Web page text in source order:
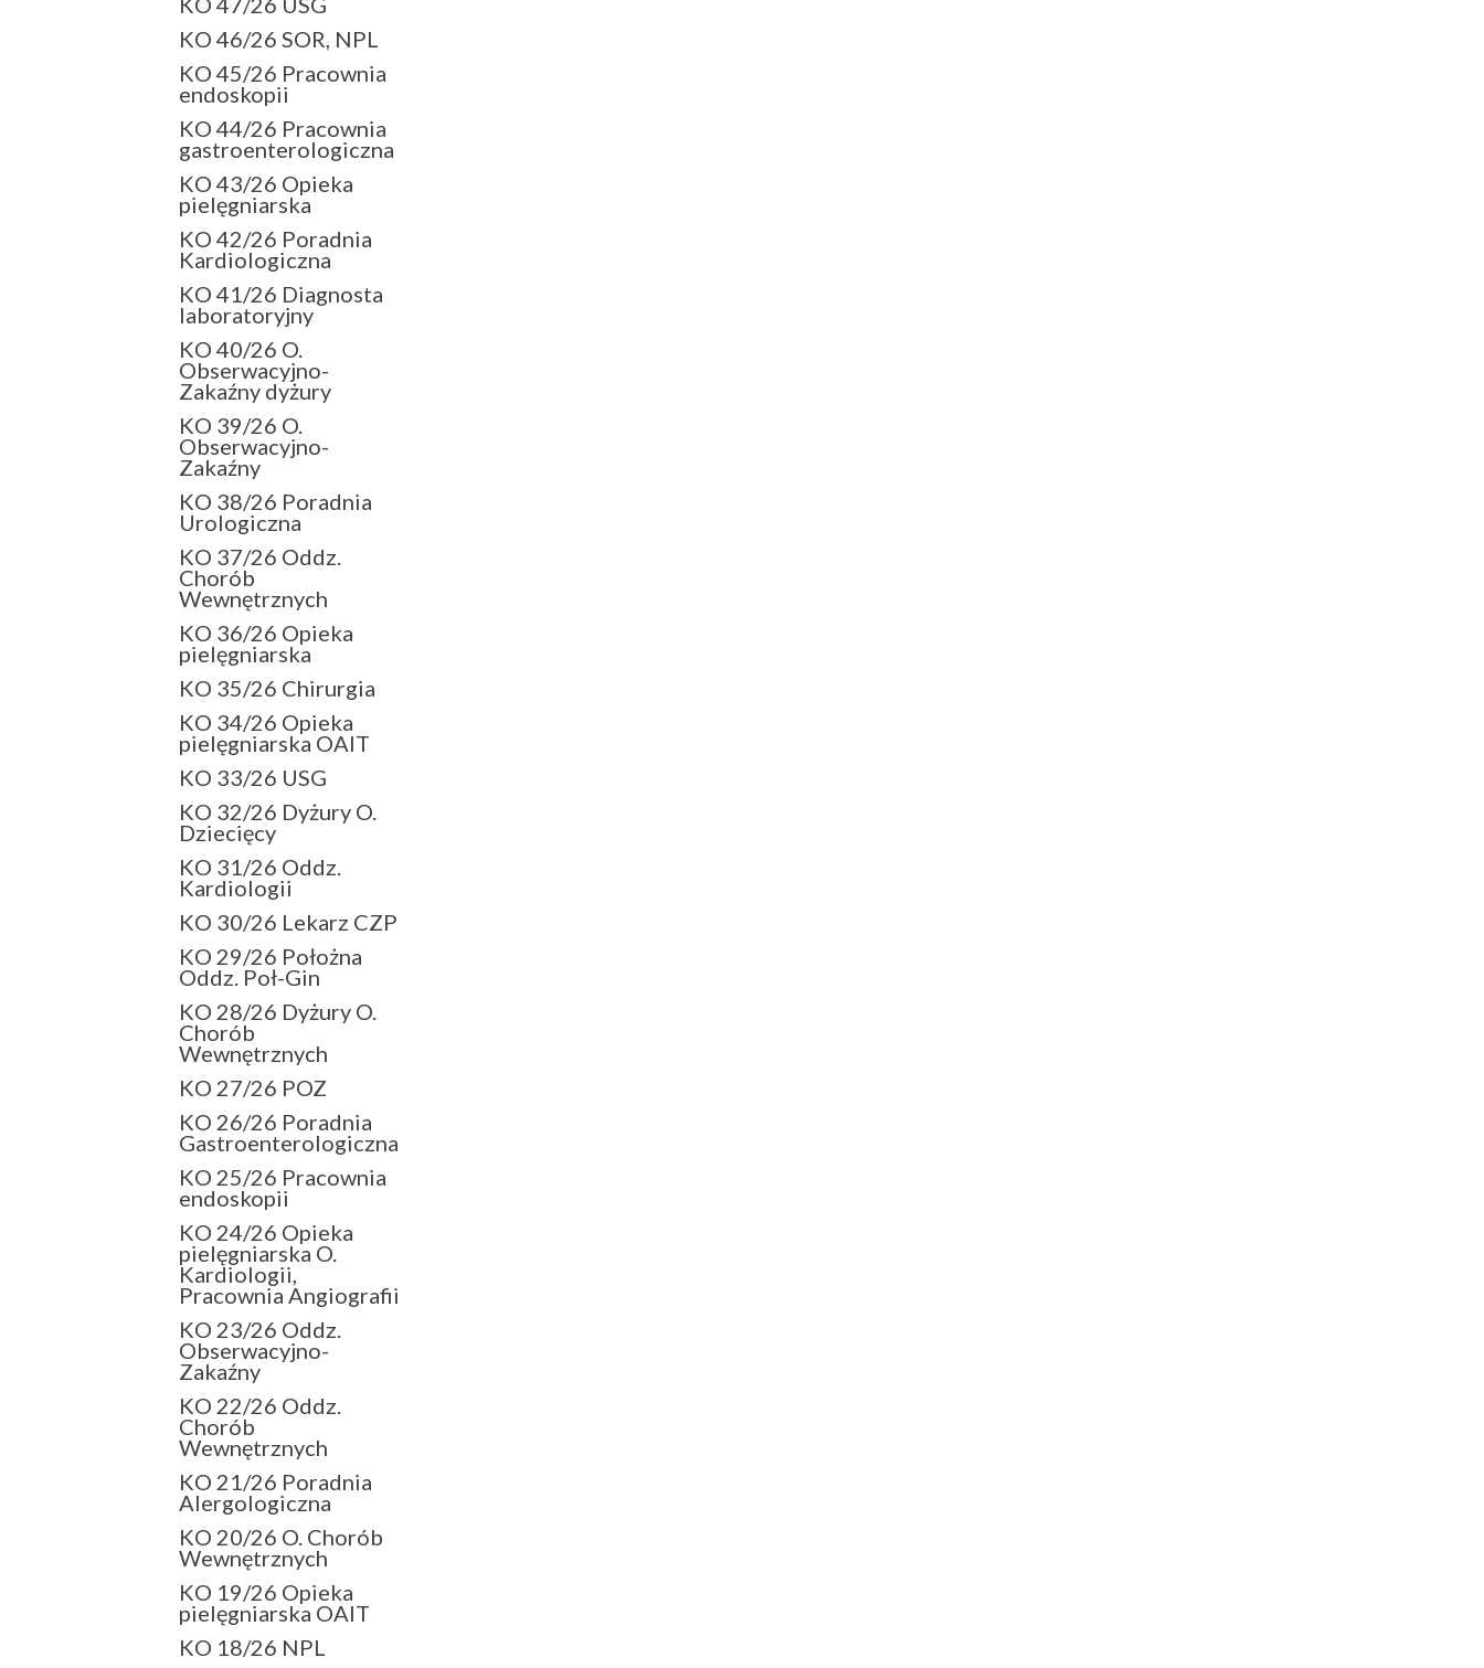
KO 46/26 SOR, NPL
KO 45/26 Pracownia
endoskopii
KO 44/26 Pracownia
gastroenterologiczna
KO 43/26 Opieka
pielęgniarska
KO 42/26 Poradnia
Kardiologiczna
KO 41/26 Diagnosta
laboratoryjny
KO 40/26 O.
Obserwacyjno-
Zakaźny dyżury
KO 39/26 O.
Obserwacyjno-
Zakaźny
KO 38/26 Poradnia
Urologiczna
KO 37/26 Oddz.
Chorób
Wewnętrznych
KO 36/26 Opieka
pielęgniarska
KO 35/26 Chirurgia
KO 34/26 Opieka
pielęgniarska OAIT
KO 33/26 USG
KO 32/26 Dyżury O.
Dziecięcy
KO 31/26 Oddz.
Kardiologii
KO 30/26 Lekarz CZP
KO 29/26 Położna
Oddz. Poł-Gin
KO 28/26 Dyżury O.
Chorób
Wewnętrznych
KO 27/26 POZ
KO 26/26 Poradnia
Gastroenterologiczna
KO 25/26 Pracownia
endoskopii
KO 24/26 Opieka
pielęgniarska O.
Kardiologii,
Pracownia Angiografii
KO 23/26 Oddz.
Obserwacyjno-
Zakaźny
KO 22/26 Oddz.
Chorób
Wewnętrznych
KO 21/26 Poradnia
Alergologiczna
KO 20/26 O. Chorób
Wewnętrznych
KO 19/26 Opieka
pielęgniarska OAIT
KO 18/26 NPL